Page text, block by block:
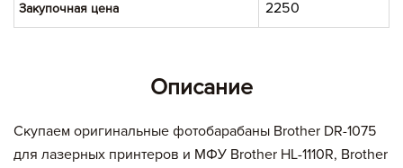
Закупочная цена
Описание
Скупаем оригинальные фотобарабаны Brother DR-1075
для лазерных принтеров и МФУ Brother HL-1110R, Brother